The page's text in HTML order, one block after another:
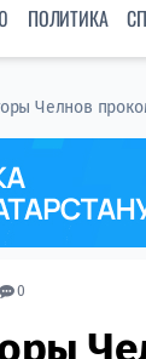
ПОЛИТИКА
Челнов
0